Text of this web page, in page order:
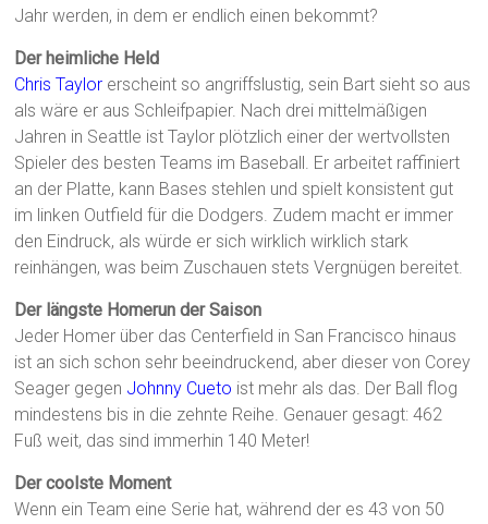
Jahr werden, in dem er endlich einen bekommt?
Der heimliche Held
Chris Taylor erscheint so angriffslustig, sein Bart sieht so aus
als wäre er aus Schleifpapier. Nach drei mittelmäßigen
Jahren in Seattle ist Taylor plötzlich einer der wertvollsten
Spieler des besten Teams im Baseball. Er arbeitet raffiniert
an der Platte, kann Bases stehlen und spielt konsistent gut
im linken Outfield für die Dodgers. Zudem macht er immer
den Eindruck, als würde er sich wirklich wirklich stark
reinhängen, was beim Zuschauen stets Vergnügen bereitet.
Der längste Homerun der Saison
Jeder Homer über das Centerfield in San Francisco hinaus
ist an sich schon sehr beeindruckend, aber dieser von Corey
Seager gegen Johnny Cueto ist mehr als das. Der Ball flog
mindestens bis in die zehnte Reihe. Genauer gesagt: 462
Fuß weit, das sind immerhin 140 Meter!
Der coolste Moment
Wenn ein Team eine Serie hat, während der es 43 von 50